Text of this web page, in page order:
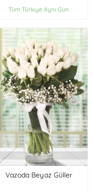
Tüm Türkiye Aynı Gün
Vazoda Beyaz Güller